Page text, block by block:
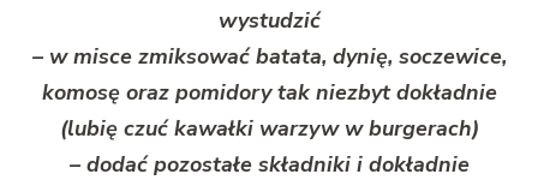
wystudzić
– w misce zmiksować batata, dynię, soczewice,
komosę oraz pomidory tak niezbyt dokładnie
(lubię czuć kawałki warzyw w burgerach)
– dodać pozostałe składniki i dokładnie